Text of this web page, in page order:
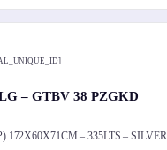
– GTBV 38 PZGKD
172X60X71CM – 335LTS – SILVER